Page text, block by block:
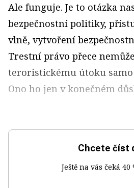
Ale funguje. Je to otázka
bezpečnostní politiky,
vlně, vytvoření
Trestní právo přece
teroristickému útoku samo
Ono ho jen v konečném
Chcete číst
Ještě na vás čeká